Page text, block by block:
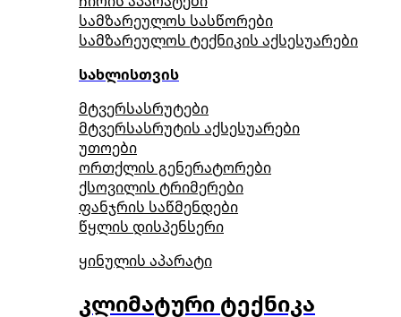
სამზარეულოს სასწორები
სამზარეულოს ტექნიკის აქსესუარები
სახლისთვის
მტვერსასრუტები
მტვერსასრუტის აქსესუარები
უთოები
ორთქლის გენერატორები
ქსოვილის ტრიმერები
ფანჯრის საწმენდები
წყლის დისპენსერი
ყინულის აპარატი
კლიმატური ტექნიკა